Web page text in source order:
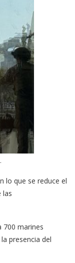
lo que se reduce el
las
700 marines
presencia del